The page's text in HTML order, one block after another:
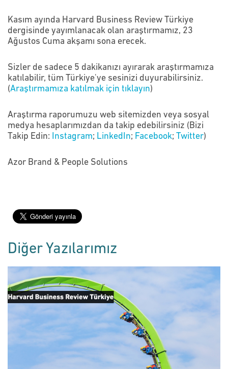
Kasım ayında Harvard Business Review Türkiye
dergisinde yayımlanacak olan araştırmamız, 23
Ağustos Cuma akşamı sona erecek.
Sizler de sadece 5 dakikanızı ayırarak araştırmamıza
katılabilir, tüm Türkiye'ye sesinizi duyurabilirsiniz.
(Araştırmamıza katılmak için tıklayın)
Araştırma raporumuzu web sitemizden veya sosyal
medya hesaplarımızdan da takip edebilirsiniz (Bizi
Takip Edin: Instagram; LinkedIn; Facebook; Twitter)
Azor Brand & People Solutions
Diğer Yazılarımız